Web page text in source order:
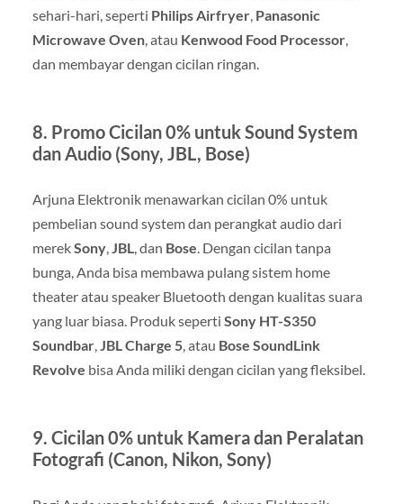
sehari-hari, seperti Philips Airfryer, Panasonic
Microwave Oven, atau Kenwood Food Processor,
dan membayar dengan cicilan ringan.
8. Promo Cicilan 0% untuk Sound System
dan Audio (Sony, JBL, Bose)
Arjuna Elektronik menawarkan cicilan 0% untuk
pembelian sound system dan perangkat audio dari
merekSony, JBL , dan Bose . Dengan cicilan tanpa
bunga, Anda bisa membawa pulang sistem home
theater atau speaker Bluetooth dengan kualitas suara
yang luar biasa. Produk seperti Sony HT-S350
Soundbar, JBL Charge 5, atau Bose SoundLink
Revolve bisa Anda miliki dengan cicilan yang fleksibel.
9. Cicilan 0% untuk Kamera dan Peralatan
Fotografi (Canon, Nikon, Sony)